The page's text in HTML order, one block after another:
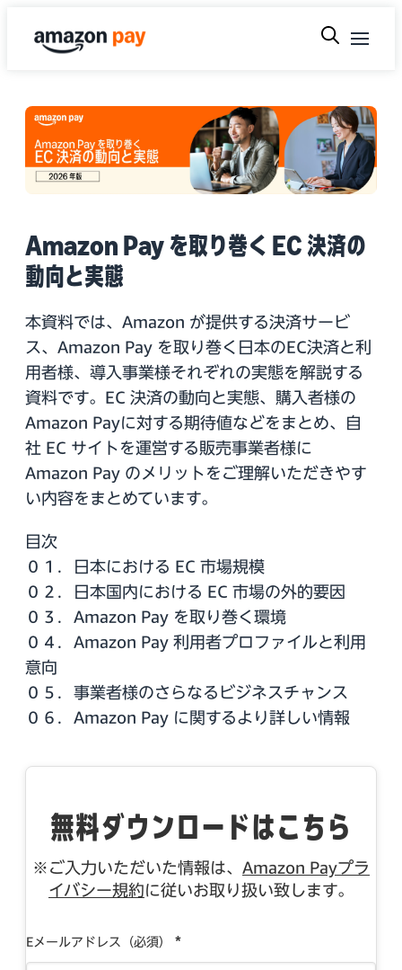
Amazon Pay を取り巻く EC 決済の
動向と実態
本資料では、Amazon が提供する決済サービ
ス、Amazon Pay を取り巻く日本のEC決済と利
用者様、導入事業様それぞれの実態を解説する
資料です。EC 決済の動向と実態、購入者様の
Amazon Payに対する期待値などをまとめ、自
社 EC サイトを運営する販売事業者様に
Amazon Pay のメリットをご理解いただきやす
い内容をまとめています。
目次
０１．日本における EC 市場規模
０２．日本国内における EC 市場の外的要因
０３．Amazon Pay を取り巻く環境
０４．Amazon Pay 利用者プロファイルと利用
意向
０５．事業者様のさらなるビジネスチャンス
０６．Amazon Pay に関するより詳しい情報
無料ダウンロードはこちら
※ご入力いただいた情報は、 Amazon Payプラ
イバシー規約に従いお取り扱い致します。
Eメールアドレス（必須） *